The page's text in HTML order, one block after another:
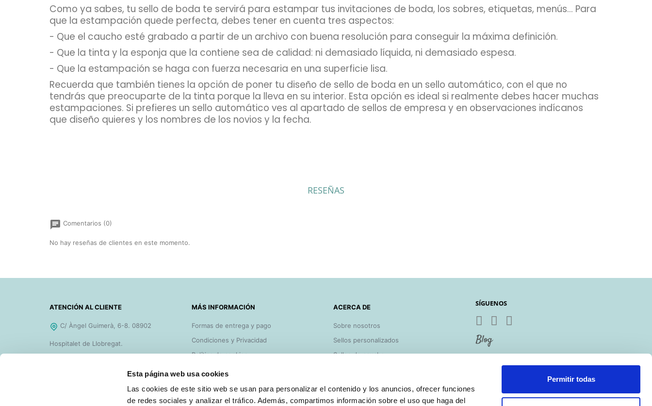
Esta página web usa cookies
Las cookies de este sitio web se usan para personalizar el contenido y los anuncios, ofrecer funciones
de redes sociales y analizar el tráfico. Además, compartimos información sobre el uso que haga del
Permitir todas
Como ya sabes, tu sello de boda te servirá para estampar tus invitaciones de boda, los sobres, etiquetas, menús... Para
que la estampación quede perfecta, debes tener en cuenta tres aspectos:
- Que el caucho esté grabado a partir de un archivo con buena resolución para conseguir la máxima definición.
- Que la tinta y la esponja que la contiene sea de calidad: ni demasiado líquida, ni demasiado espesa.
- Que la estampación se haga con fuerza necesaria en una superficie lisa.
Recuerda que también tienes la opción de poner tu diseño de sello de boda en un sello automático, con el que no
tendrás que preocuparte de la tinta porque la lleva en su interior. Esta opción es ideal si realmente debes hacer muchas
estampaciones. Si prefieres un sello automático ves al apartado de sellos de empresa y en observaciones indícanos
que diseño quieres y los nombres de los novios y la fecha.
RESEÑAS
chat Comentarios (0)
No hay reseñas de clientes en este momento.
ATENCIÓN AL CLIENTE
C/ Àngel Guimerà, 6-8. 08902
Hospitalet de Llobregat.
Teléfono gratuito 900 828 977
MÁS INFORMACIÓN
Formas de entrega y pago
Condiciones y Privacidad
Política de cookies
Contacto
ACERCA DE
Sobre nosotros
Sellos personalizados
Sellos de caucho
Blog Sellosgoma
SÍGUENOS